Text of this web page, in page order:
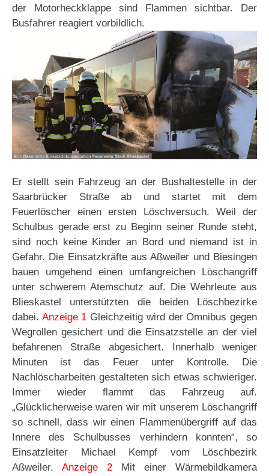
der Motorheckklappe sind Flammen sichtbar. Der
Busfahrer reagiert vorbildlich.
Er stellt sein Fahrzeug an der Bushaltestelle in der
Saarbrücker Straße ab und startet mit dem
Feuerlöscher einen ersten Löschversuch. Weil der
Schulbus gerade erst zu Beginn seiner Runde steht,
sind noch keine Kinder an Bord und niemand ist in
Gefahr. Die Einsatzkräfte aus Aßweiler und Biesingen
bauen umgehend einen umfangreichen Löschangriff
unter schwerem Atemschutz auf. Die Wehrleute aus
Blieskastel unterstützten die beiden Löschbezirke
dabei. Anzeige 1 Gleichzeitig wird der Omnibus gegen
Wegrollen gesichert und die Einsatzstelle an der viel
befahrenen Straße abgesichert. Innerhalb weniger
Minuten ist das Feuer unter Kontrolle. Die
Nachlöscharbeiten gestalteten sich etwas schwieriger.
Immer wieder flammt das Fahrzeug auf.
„Glücklicherweise waren wir mit unserem Löschangriff
so schnell, dass wir einen Flammenübergriff auf das
Innere des Schulbusses verhindern konnten“, so
Einsatzleiter Michael Kempf vom Löschbezirk
Aßweiler. Anzeige 2 Mit einer Wärmebildkamera